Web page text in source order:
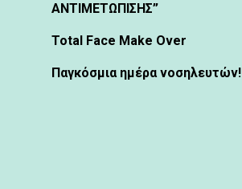
ΑΝΤΙΜΕΤΩΠΙΣΗΣ”
Total Face Make Over
Παγκόσμια ημέρα νοσηλευτών!